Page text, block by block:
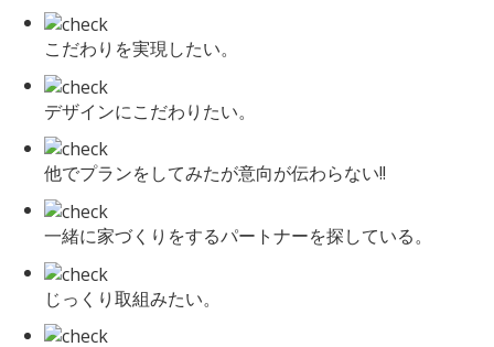
こだわりを実現したい。
デザインにこだわりたい。
他でプランをしてみたが意向が伝わらない!!
一緒に家づくりをするパートナーを探している。
じっくり取組みたい。